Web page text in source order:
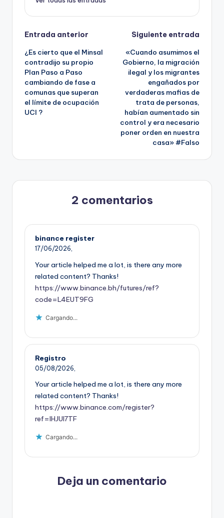
Navegación
de
entradas
Entrada anterior
¿Es cierto que el Minsal
contradijo su propio
Plan Paso a Paso
cambiando de fase a
comunas que superan
el límite de ocupación
UCI ?
Siguiente entrada
«Cuando asumimos el
Gobierno, la migración
ilegal y los migrantes
engañados por
verdaderas mafias de
trata de personas,
habían aumentado sin
control y era necesario
poner orden en nuestra
casa» #Falso
2 comentarios
binance register
17/06/2026,
Your article helped me a lot, is there any more
related content? Thanks!
https://www.binance.bh/futures/ref?
code=L4EUT9FG
Cargando...
Registro
05/08/2026,
Your article helped me a lot, is there any more
related content? Thanks!
https://www.binance.com/register?
ref=IHJUI7TF
Cargando...
Deja un comentario